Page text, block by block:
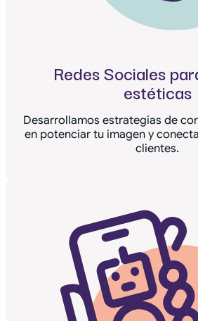
Redes Sociales
estéticas
Desarrollamos estrategias de
en potenciar tu imagen y
clientes.